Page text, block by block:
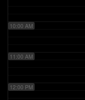
10:00 AM
11:00 AM
12:00 PM